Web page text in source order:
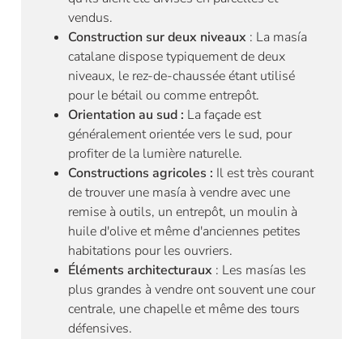
vendus.
Construction sur deux niveaux : La masía
catalane dispose typiquement de deux
niveaux, le rez-de-chaussée étant utilisé
pour le bétail ou comme entrepôt.
Orientation au sud : La façade est
généralement orientée vers le sud, pour
profiter de la lumière naturelle.
Constructions agricoles : Il est très courant
de trouver une masía à vendre avec une
remise à outils, un entrepôt, un moulin à
huile d'olive et même d'anciennes petites
habitations pour les ouvriers.
Éléments architecturaux : Les masías les
plus grandes à vendre ont souvent une cour
centrale, une chapelle et même des tours
défensives.